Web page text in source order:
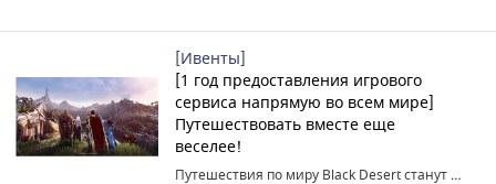
[Ивенты]
[1 год предоставления игрового
сервиса напрямую во всем мире]
Путешествовать вместе еще
веселее!
Путешествия по миру Black Desert станут еще более увлекательными вместе с согильдийцами!